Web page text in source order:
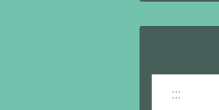
:::